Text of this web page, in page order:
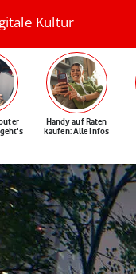
Kultur
Handy auf Raten
kaufen: Alle Infos